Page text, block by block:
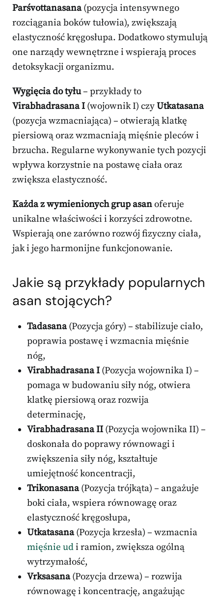
Parśvottanasana(pozycja intensywnego
rozciągania boków tułowia), zwiększają
elastyczność kręgosłupa. Dodatkowo stymulują
one narządy wewnętrzne i wspierają proces
detoksykacji organizmu.
Wygięcia do tyłu– przykłady to
Virabhadrasana I (wojownik I) czyUtkatasana
(pozycja wzmacniająca) – otwierają klatkę
piersiową oraz wzmacniają mięśnie pleców i
brzucha. Regularne wykonywanie tych pozycji
wpływa korzystnie na postawę ciała oraz
zwiększa elastyczność.
Każda z wymienionych grup asanoferuje
unikalne właściwości i korzyści zdrowotne.
Wspierają one zarówno rozwój fizyczny ciała,
jak i jego harmonijne funkcjonowanie.
Jakie są przykłady popularnych
asan stojących?
Tadasana(Pozycja góry) – stabilizuje ciało,
poprawia postawę i wzmacnia mięśnie
nóg,
Virabhadrasana I (Pozycja wojownika I) –
pomaga w budowaniu siły nóg, otwiera
klatkę piersiową oraz rozwija
determinację,
Virabhadrasana II (Pozycja wojownika II) –
doskonała do poprawy równowagi i
zwiększenia siły nóg, kształtuje
umiejętność koncentracji,
Trikonasana(Pozycja trójkąta) – angażuje
boki ciała, wspiera równowagę oraz
elastyczność kręgosłupa,
Utkatasana(Pozycja krzesła) – wzmacnia
mięśnie udi ramion, zwiększa ogólną
wytrzymałość,
Vrksasana(Pozycja drzewa) – rozwija
równowagę i koncentrację, angażując